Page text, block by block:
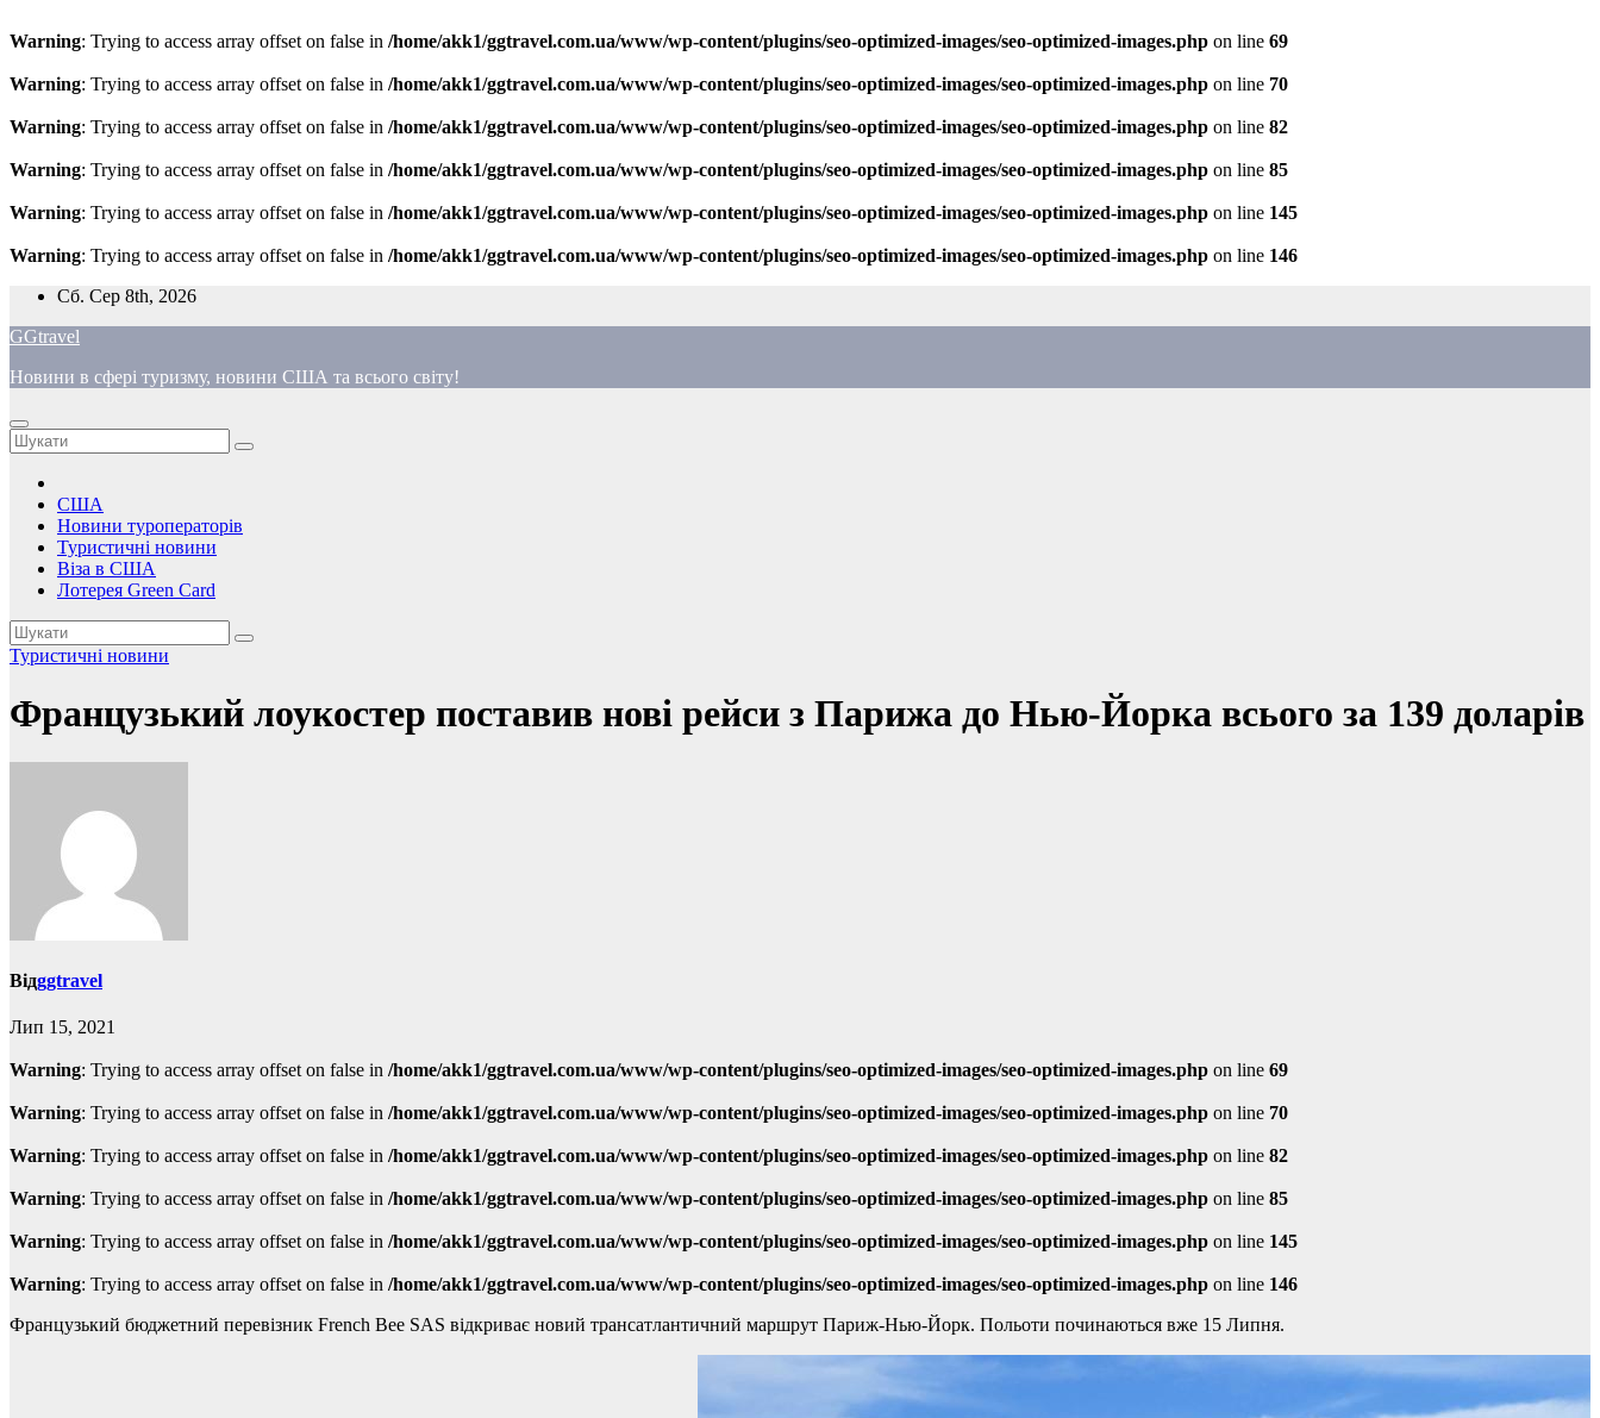
Warning: Trying to access array offset on false in /home/akk1/ggtravel.com.ua/www/wp-content/plugins/seo-optimized-images/seo-optimized-images.php on line 69
Warning: Trying to access array offset on false in /home/akk1/ggtravel.com.ua/www/wp-content/plugins/seo-optimized-images/seo-optimized-images.php on line 70
Warning: Trying to access array offset on false in /home/akk1/ggtravel.com.ua/www/wp-content/plugins/seo-optimized-images/seo-optimized-images.php on line 82
Warning: Trying to access array offset on false in /home/akk1/ggtravel.com.ua/www/wp-content/plugins/seo-optimized-images/seo-optimized-images.php on line 85
Warning: Trying to access array offset on false in /home/akk1/ggtravel.com.ua/www/wp-content/plugins/seo-optimized-images/seo-optimized-images.php on line 145
Warning: Trying to access array offset on false in /home/akk1/ggtravel.com.ua/www/wp-content/plugins/seo-optimized-images/seo-optimized-images.php on line 146
Перейти
вмісту
Сб. Сер 8th, 2026
GGtravel
Новини в сфері туризму, новини США та всього світу!
США
Новини туроператорів
Туристичні новини
Віза в США
Лотерея Green Card
Туристичні новини
Французький лоукостер поставив нові рейси з Парижа до Нью-Йорка всього за 139 доларів
Відggtravel
Лип 15, 2021
Warning: Trying to access array offset on false in /home/akk1/ggtravel.com.ua/www/wp-content/plugins/seo-optimized-images/seo-optimized-images.php on line 69
Warning: Trying to access array offset on false in /home/akk1/ggtravel.com.ua/www/wp-content/plugins/seo-optimized-images/seo-optimized-images.php on line 70
Warning: Trying to access array offset on false in /home/akk1/ggtravel.com.ua/www/wp-content/plugins/seo-optimized-images/seo-optimized-images.php on line 82
Warning: Trying to access array offset on false in /home/akk1/ggtravel.com.ua/www/wp-content/plugins/seo-optimized-images/seo-optimized-images.php on line 85
Warning: Trying to access array offset on false in /home/akk1/ggtravel.com.ua/www/wp-content/plugins/seo-optimized-images/seo-optimized-images.php on line 145
Warning: Trying to access array offset on false in /home/akk1/ggtravel.com.ua/www/wp-content/plugins/seo-optimized-images/seo-optimized-images.php on line 146
Французький бюджетний перевізник French Bee SAS відкриває новий трансатлантичний маршрут Париж-Нью-Йорк. Польоти починаються вже 15 Липня.